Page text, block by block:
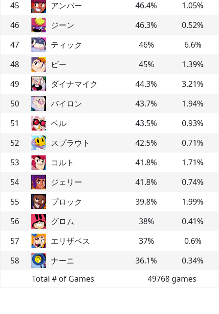
45
アンバー 46.4% 1.05%
46
ジーン 46.3% 0.52%
47
ティック 46% 6.6%
48
ビー 45% 1.39%
49
ダイナマイク 44.3% 3.21%
50
バイロン 43.7% 1.94%
51
ベル 43.5% 0.93%
52
スプラウト 42.5% 0.71%
53
コルト 41.8% 1.71%
54
ジェリー 41.8% 0.74%
55
プロック 39.8% 1.99%
56
グロム 38% 0.41%
57
エリザベス 37% 0.6%
58
ナーニ 36.1% 0.34%
Total # of Games
49768 games